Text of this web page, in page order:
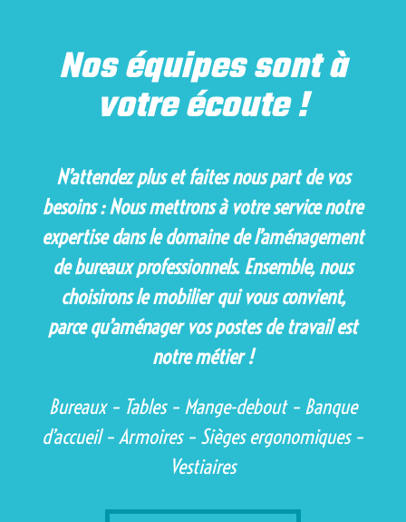
Nos équipes sont à
votre écoute !
N’attendez plus et faites nous part de vos
besoins : Nous mettrons à votre service notre
expertise dans le domaine de l’aménagement
de bureaux professionnels. Ensemble, nous
choisirons le mobilier qui vous convient,
parce qu’aménager vos postes de travail est
notre métier !
Bureaux – Tables – Mange-debout – Banque
d’accueil – Armoires – Sièges ergonomiques –
Vestiaires